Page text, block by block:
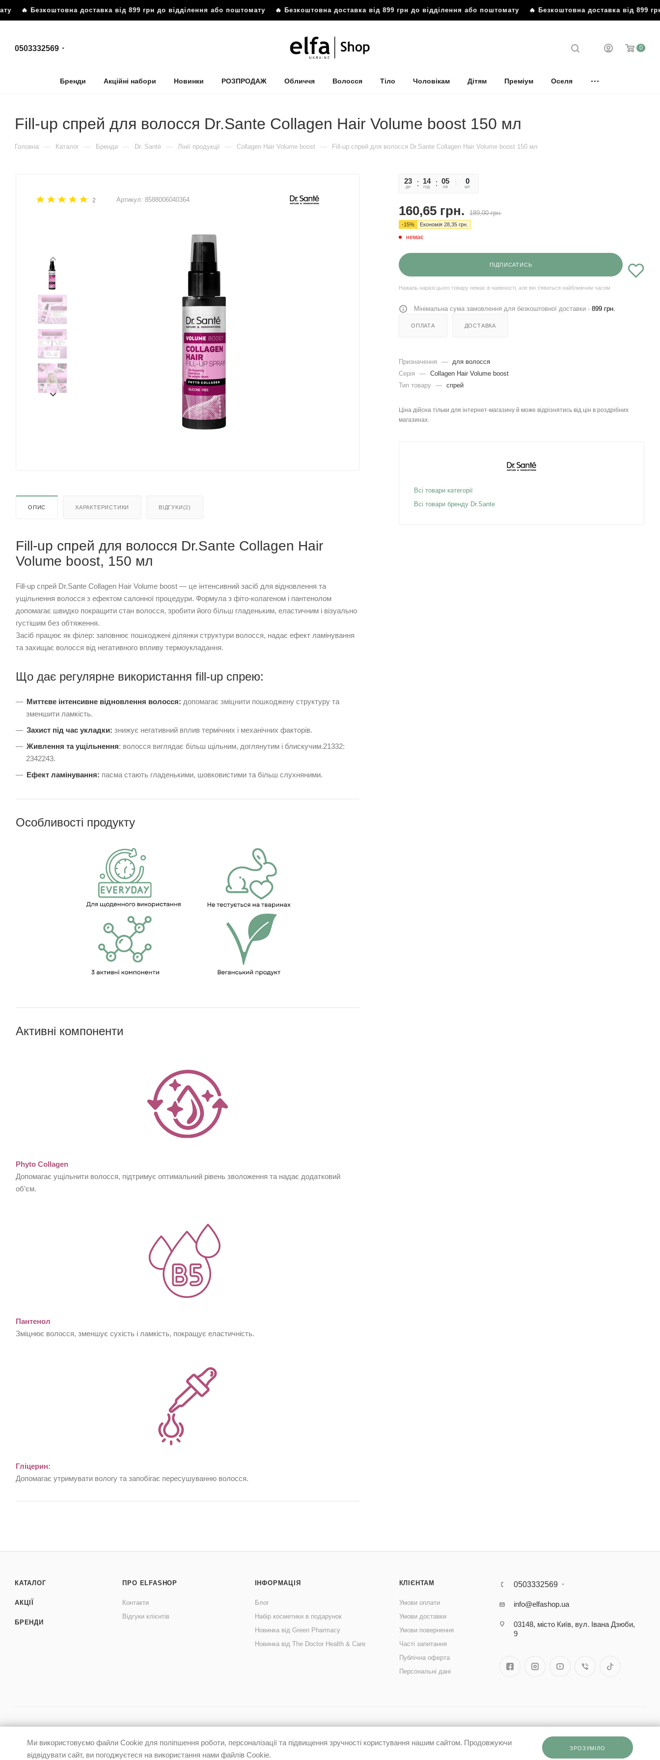
Безкоштовна доставка від 899 грн до відділення або поштомату🔥 Безкоштовна доставка від 899 грн до відділення або поштомату🔥 Безкоштовна доставка від 899 грн до
0503332569 0
Бренди Акційні набори Новинки РОЗПРОДАЖ Обличчя Волосся Тіло Чоловікам Дітям Преміум Оселя
Fill-up спрей для волосся Dr.Sante Collagen Hair Volume boost 150 мл
Головна — Каталог — Бренди — Dr. Santé — Лінії продукції — Collagen Hair Volume boost — Fill-up спрей для волосся Dr.Sante Collagen Hair Volume boost 150 мл
2 Артикул: 8588006040364
ОПИС ХАРАКТЕРИСТИКИ ВІДГУКИ(2)
Fill-up спрей для волосся Dr.Sante Collagen Hair
Volume boost, 150 мл
Fill-up спрей Dr.Sante Collagen Hair Volume boost — це інтенсивний засіб для відновлення та
ущільнення волосся з ефектом салонної процедури. Формула з фіто-колагеном і пантенолом
допомагає швидко покращити стан волосся, зробити його більш гладеньким, еластичним і візуально
густішим без обтяження.
Засіб працює як філер: заповнює пошкоджені ділянки структури волосся, надає ефект ламінування
та захищає волосся від негативного впливу термоукладання.
Що дає регулярне використання fill-up спрею:
Миттєве інтенсивне відновлення волосся: допомагає зміцнити пошкоджену структуру та
зменшити ламкість.
Захист під час укладки: знижує негативний вплив термічних і механічних факторів.
Живлення та ущільнення: волосся виглядає більш щільним, доглянутим і блискучим.21332:
2342243.
Ефект ламінування: пасма стають гладенькими, шовковистими та більш слухняними.
Особливості продукту
Активні компоненти
Phyto Collagen
Допомагає ущільнити волосся, підтримує оптимальний рівень зволоження та надає додатковий
об’єм.
Пантенол
Зміцнює волосся, зменшує сухість і ламкість, покращує еластичність.
Гліцерин:
Допомагає утримувати вологу та запобігає пересушуванню волосся.
23
дн
14
год
05
хв
40
сек
0
шт
160,65 грн. 189,00грн.
-15% Економія 28,35 грн.
немає
ПІДПИСАТИСЬ
Нажаль наразі цього товару немає в наявності, але він з'явиться найближчим часом
Мінімальна сума замовлення для безкоштовної доставки - 899 грн.
ОПЛАТА ДОСТАВКА
Призначення —
для волосся
Серія
— Collagen Hair Volume boost
Тип товару — спрей
Ціна дійсна тільки для інтернет-магазину й може відрізнятись від цін в роздрібних
магазинах.
Всі товари категорії
Всі товари бренду Dr.Sante
КАТАЛОГ
АКЦІЇ
БРЕНДИ
ПРО ELFASHOP
Контакти
Відгуки клієнтів
ІНФОРМАЦІЯ
Блог
Набір косметики в подарунок
Новинка від Green Pharmacy
Новинка від The Doctor Health & Care
КЛІЄНТАМ
Умови оплати
Умови доставки
Умови повернення
Часті запитання
Публічна оферта
Персональні дані
0503332569
info@elfashop.ua
03148, місто Київ, вул. Івана Дзюби,
9
Ми використовуємо файли Cookie для поліпшення роботи, персоналізації та підвищення зручності користування нашим сайтом. Продовжуючи
відвідувати сайт, ви погоджуєтеся на використання нами файлів Cookie.
ЗРОЗУМІЛО